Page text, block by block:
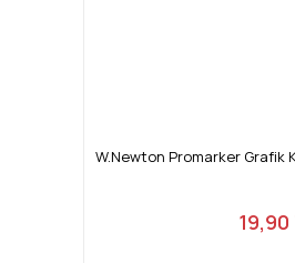
W.Newton Promarker Grafik
19,90